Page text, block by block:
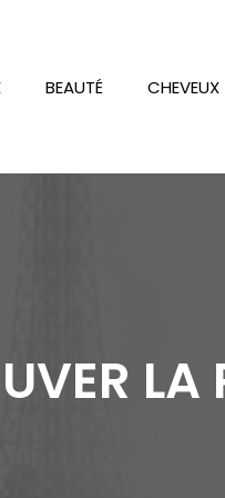
BEAUTÉ CHEVEUX
LA